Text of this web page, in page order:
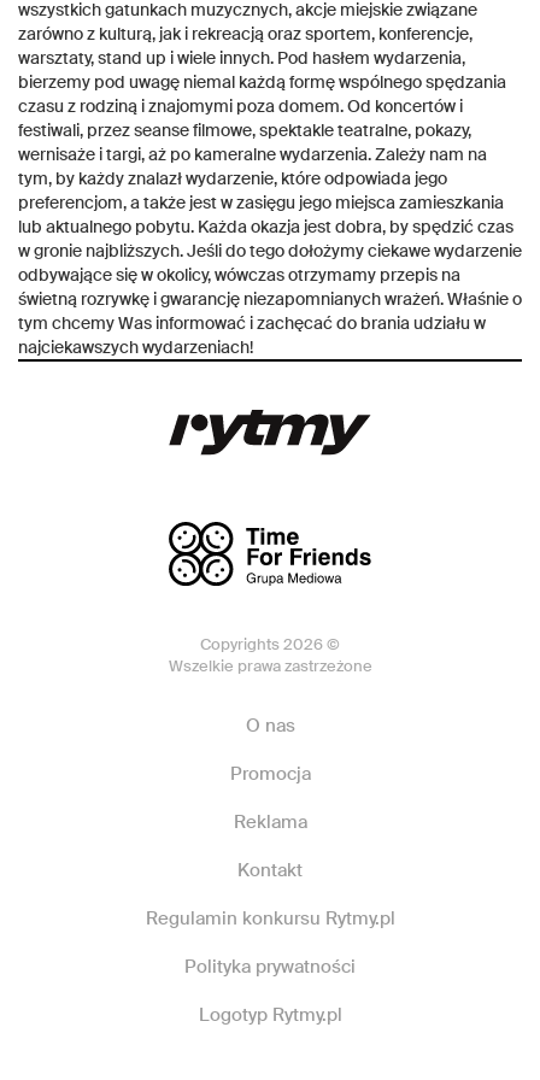
wszystkich gatunkach muzycznych, akcje miejskie związane
zarówno z kulturą, jak i rekreacją oraz sportem, konferencje,
warsztaty, stand up i wiele innych. Pod hasłem wydarzenia,
bierzemy pod uwagę niemal każdą formę wspólnego spędzania
czasu z rodziną i znajomymi poza domem. Od koncertów i
festiwali, przez seanse filmowe, spektakle teatralne, pokazy,
wernisaże i targi, aż po kameralne wydarzenia. Zależy nam na
tym, by każdy znalazł wydarzenie, które odpowiada jego
preferencjom, a także jest w zasięgu jego miejsca zamieszkania
lub aktualnego pobytu. Każda okazja jest dobra, by spędzić czas
w gronie najbliższych. Jeśli do tego dołożymy ciekawe wydarzenie
odbywające się w okolicy, wówczas otrzymamy przepis na
świetną rozrywkę i gwarancję niezapomnianych wrażeń. Właśnie o
tym chcemy Was informować i zachęcać do brania udziału w
najciekawszych wydarzeniach!
Copyrights 2026 ©
Wszelkie prawa zastrzeżone
O nas
Promocja
Reklama
Kontakt
Regulamin konkursu Rytmy.pl
Polityka prywatności
Logotyp Rytmy.pl